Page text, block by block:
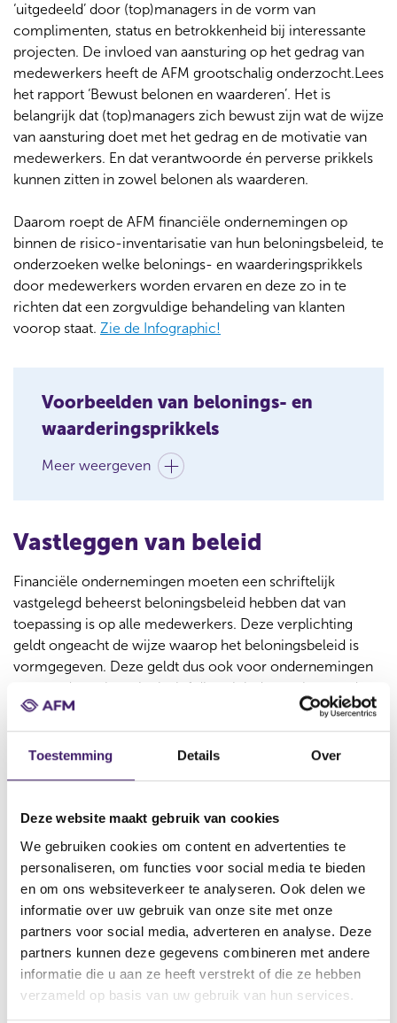
Toestemming Details Over
Deze website maakt gebruik van cookies
We gebruiken cookies om content en advertenties te
personaliseren, om functies voor social media te bieden
en om ons websiteverkeer te analyseren. Ook delen we
informatie over uw gebruik van onze site met onze
partners voor social media, adverteren en analyse. Deze
partners kunnen deze gegevens combineren met andere
informatie die u aan ze heeft verstrekt of die ze hebben
verzameld op basis van uw gebruik van hun services.
‘uitgedeeld’ door (top)managers in de vorm van
complimenten, status en betrokkenheid bij interessante
projecten. De invloed van aansturing op het gedrag van
medewerkers heeft de AFM grootschalig onderzocht.Lees
het rapport ‘Bewust belonen en waarderen’. Het is
belangrijk dat (top)managers zich bewust zijn wat de wijze
van aansturing doet met het gedrag en de motivatie van
medewerkers. En dat verantwoorde én perverse prikkels
kunnen zitten in zowel belonen als waarderen.
Daarom roept de AFM financiële ondernemingen op
binnen de risico-inventarisatie van hun beloningsbeleid, te
onderzoeken welke belonings- en waarderingsprikkels
door medewerkers worden ervaren en deze zo in te
richten dat een zorgvuldige behandeling van klanten
voorop staat. Zie de Infographic!
Voorbeelden van belonings- en
waarderingsprikkels
Meer weergeven
Vastleggen van beleid
Financiële ondernemingen moeten een schriftelijk
vastgelegd beheerst beloningsbeleid hebben dat van
toepassing is op alle medewerkers. Deze verplichting
geldt ongeacht de wijze waarop het beloningsbeleid is
vormgegeven. Deze geldt dus ook voor ondernemingen
met medewerkers, inclusief directieleden en bestuurders,
met een 100% vast salaris.
Wanneer hoeft u geen
beloningsbeleid op te stellen?
Een financiële onderneming hoeft geen beloningsbeleid
op te stellen als de onderneming geen personeel in dienst
heeft en ook niet als de bestuurder van de onderneming
niet in loondienst is. Dat is bijvoorbeeld het geval wanneer
een financieel dienstverlener alleen werkt.
Wat moet er in het beloningsbeleid staan?
Een beheerst beloningsbeleid omvat beloningen in